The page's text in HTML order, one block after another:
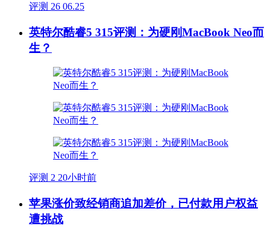
评测 26 06.25
英特尔酷睿5 315评测：为硬刚MacBook Neo而
生？
评测 2 20小时前
苹果涨价致经销商追加差价，已付款用户权益
遭挑战